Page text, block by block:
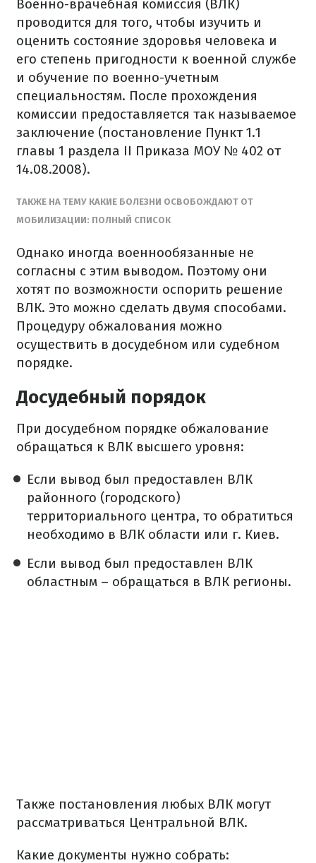
Военно-врачебная комиссия (ВЛК)
проводится для того, чтобы изучить и
оценить состояние здоровья человека и
его степень пригодности к военной службе
и обучение по военно-учетным
специальностям. После прохождения
комиссии предоставляется так называемое
заключение (постановление Пункт 1.1
главы 1 раздела II Приказа МОУ № 402 от
14.08.2008).
ТАКЖЕ НА ТЕМУ КАКИЕ БОЛЕЗНИ ОСВОБОЖДАЮТ ОТ
МОБИЛИЗАЦИИ: ПОЛНЫЙ СПИСОК
Однако иногда военнообязанные не
согласны с этим выводом. Поэтому они
хотят по возможности оспорить решение
ВЛК. Это можно сделать двумя способами.
Процедуру обжалования можно
осуществить в досудебном или судебном
порядке.
Досудебный порядок
При досудебном порядке обжалование
обращаться к ВЛК высшего уровня:
Если вывод был предоставлен ВЛК
районного (городского)
территориального центра, то обратиться
необходимо в ВЛК области или г. Киев.
Если вывод был предоставлен ВЛК
областным – обращаться в ВЛК регионы.
Также постановления любых ВЛК могут
рассматриваться Центральной ВЛК.
Какие документы нужно собрать: